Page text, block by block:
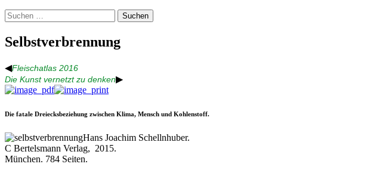
Suchen
nach:
Selbstverbrennung
◀Fleischatlas 2016
Die Kunst vernetzt zu denken▶
Die fatale Dreiecksbeziehung zwischen Klima, Mensch und Kohlenstoff.
Hans Joachim Schellnhuber.
C Bertelsmann Verlag, 2015.
München. 784 Seiten.